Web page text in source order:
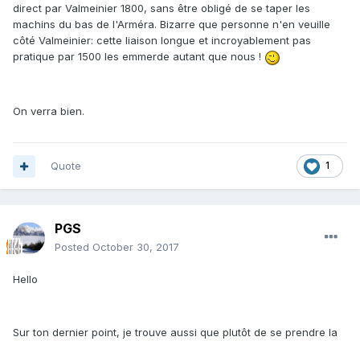
direct par Valmeinier 1800, sans être obligé de se taper les
machins du bas de l'Arméra. Bizarre que personne n'en veuille
côté Valmeinier: cette liaison longue et incroyablement pas
pratique par 1500 les emmerde autant que nous !
On verra bien.
1
Quote
PGS
Posted October 30, 2017
Hello
Sur ton dernier point, je trouve aussi que plutôt de se prendre la